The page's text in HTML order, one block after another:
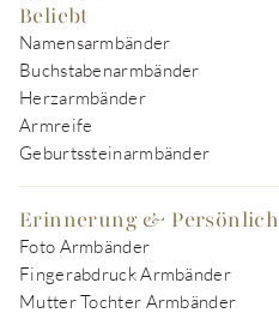
Beliebt
Namensarmbänder
Buchstabenarmbänder
Herzarmbänder
Armreife
Geburtssteinarmbänder
Erinnerung & Persönlich
Foto Armbänder
Fingerabdruck Armbänder
Mutter Tochter Armbänder